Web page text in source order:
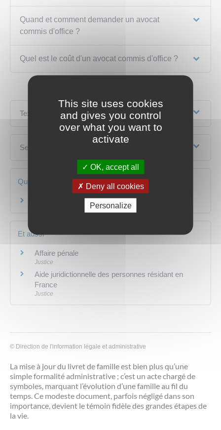
Quand et comment demander un avocat
commis d'office ?
Quel est le coût d'un avocat commis d'office ?
Textes de référence
Services en ligne et formulaires
Questions ? Réponses !
L'avocat est-il obligatoire dans un procès pénal ?
Et aussi
Affaire pénale
Justice
Aide juridictionnelle des personnes résidant en
France
Justice
© Direction de l'information légale et administrative
La mise à jour du livret de famille est bien plus qu’une
simple formalité administrative ; c’est un acte chargé de
symboles, marquant l’évolution d’une famille au fil du
temps. Ce modeste document, parfois négligé dans son
importance, devient le témoin fidèle des grandes étapes de
la vie.
This site uses cookies
and gives you control
over what you want to
activate
OK, accept all
Deny all cookies
Personalize